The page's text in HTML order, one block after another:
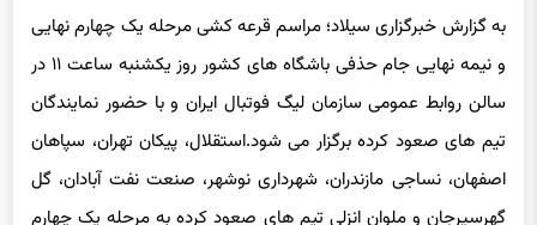
به گزارش خبرگزاری سیلاد؛ مراسم قرعه کشی مرحله یک چهارم نهایی
و نیمه نهایی جام حذفی باشگاه های کشور روز یکشنبه ساعت ۱۱ در
سالن روابط عمومی سازمان لیگ فوتبال ایران و با حضور نمایندگان
تیم های صعود کرده برگزار می شود.استقلال، پیکان تهران، سپاهان
اصفهان، نساجی مازندران، شهرداری نوشهر، صنعت نفت آبادان، گل
گهرسیرجان و ملوان انزلی تیم های صعود کرده به مرحله یک چهارم